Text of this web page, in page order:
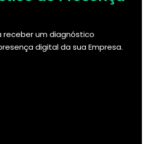
receber um diagnóstico
digital da sua Empresa.